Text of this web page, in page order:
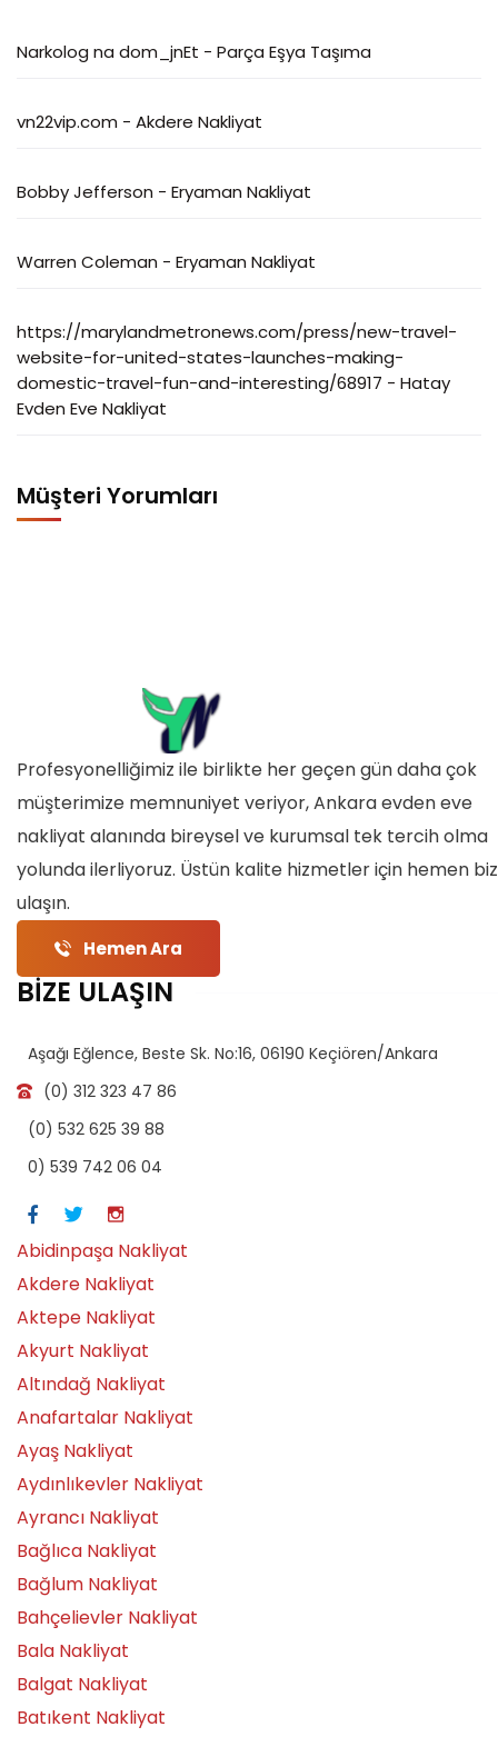
Narkolog na dom_jnEt - Parça Eşya Taşıma
vn22vip.com - Akdere Nakliyat
Bobby Jefferson - Eryaman Nakliyat
Warren Coleman - Eryaman Nakliyat
https://marylandmetronews.com/press/new-travel-
website-for-united-states-launches-making-
domestic-travel-fun-and-interesting/68917 - Hatay
Evden Eve Nakliyat
Müşteri Yorumları
Profesyonelliğimiz ile birlikte her geçen gün daha çok
müşterimize memnuniyet veriyor, Ankara evden eve
nakliyat alanında bireysel ve kurumsal tek tercih olma
yolunda ilerliyoruz. Üstün kalite hizmetler için hemen
ulaşın.
Hemen Ara
BİZE ULAŞIN
Aşağı Eğlence, Beste Sk. No:16, 06190 Keçiören/Ankara
(0) 312 323 47 86
(0) 532 625 39 88
0) 539 742 06 04
Abidinpaşa Nakliyat
Akdere Nakliyat
Aktepe Nakliyat
Akyurt Nakliyat
Altındağ Nakliyat
Anafartalar Nakliyat
Ayaş Nakliyat
Aydınlıkevler Nakliyat
Ayrancı Nakliyat
Bağlıca Nakliyat
Bağlum Nakliyat
Bahçelievler Nakliyat
Bala Nakliyat
Balgat Nakliyat
Batıkent Nakliyat